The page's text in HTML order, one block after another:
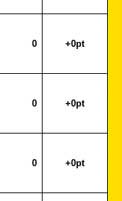
0 +0pt
0 +0pt
0 +0pt